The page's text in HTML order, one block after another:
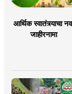
आर्थिक स्वातंत्र्याचा
जाहीरनामा